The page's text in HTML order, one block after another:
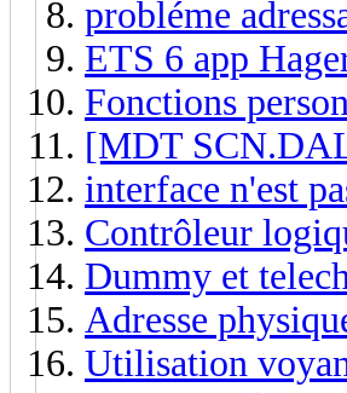
probléme
ETS 6 app
Fonctions
[MDT
interface n'est
Contrôleur
Dummy et
Adresse
Utilisation